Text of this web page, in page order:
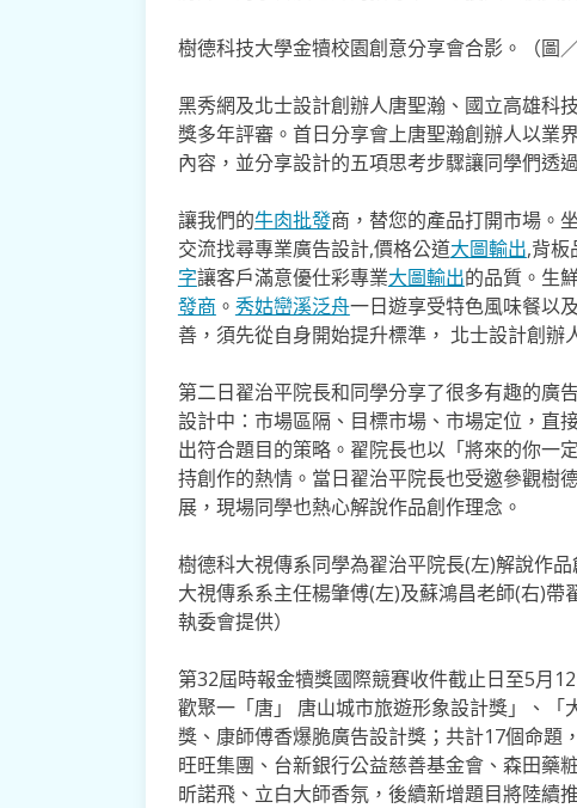
樹德科技大學金犢校園創意分享會合影。（圖
黑秀網及北士設計創辦人唐聖瀚、國立高雄科
獎多年評審。首日分享會上唐聖瀚創辦人以業
內容，並分享設計的五項思考步驟讓同學們透
讓我們的牛肉批發商，替您的產品打開市場。
交流找尋專業廣告設計,價格公道大圖輸出,背板
字讓客戶滿意優仕彩專業大圖輸出的品質。生
發商 。 秀姑巒溪泛舟一日遊享受特色風味餐以
善，須先從自身開始提升標準， 北士設計創辦
第二日翟治平院長和同學分享了很多有趣的廣
設計中：市場區隔、目標市場、市場定位，直
出符合題目的策略。翟院長也以「將來的你一
持創作的熱情。當日翟治平院長也受邀參觀樹
展，現場同學也熱心解說作品創作理念。
樹德科大視傳系同學為翟治平院長(左)解說作
大視傳系系主任楊肇傅(左)及蘇鴻昌老師(右)
執委會提供）
第32屆時報金犢獎國際競賽收件截止日至5月
歡聚一「唐」 唐山城市旅遊形象設計獎」、
獎、康師傅香爆脆廣告設計獎；共計17個命題
旺旺集團、台新銀行公益慈善基金會、森田藥
昕諾飛、立白大師香氛，後續新增題目將陸續